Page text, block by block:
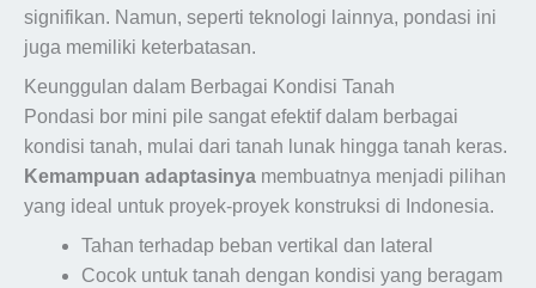
signifikan. Namun, seperti teknologi lainnya, pondasi ini
juga memiliki keterbatasan.
Keunggulan dalam Berbagai Kondisi Tanah
Pondasi bor mini pile sangat efektif dalam berbagai
kondisi tanah, mulai dari tanah lunak hingga tanah keras.
Kemampuan adaptasinya membuatnya menjadi pilihan
yang ideal untuk proyek-proyek konstruksi di Indonesia.
Tahan terhadap beban vertikal dan lateral
Cocok untuk tanah dengan kondisi yang beragam